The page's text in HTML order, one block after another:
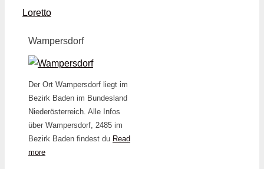
Loretto
Wampersdorf
Der Ort Wampersdorf liegt im
Bezirk Baden im Bundesland
Niederösterreich. Alle Infos
über Wampersdorf, 2485 im
Bezirk Baden findest du Read
more